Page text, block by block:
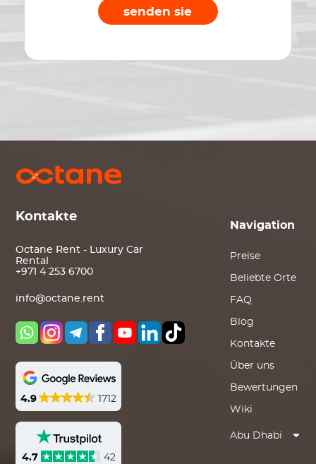
senden sie
Kontakte
Octane Rent - Luxury Car
Rental
+971 4 253 6700
info@octane.rent
4.9 1712
4.7 42
Navigation
Preise
Beliebte Orte
FAQ
Blog
Kontakte
Über uns
Bewertungen
Wiki
Abu Dhabi